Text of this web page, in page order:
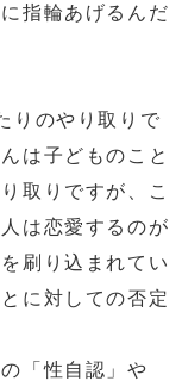
指輪あげるんだ
りのやり取りで
は子どものこと
取りですが、こ
は恋愛するのが
刷り込まれてい
に対しての否定
「性自認」や